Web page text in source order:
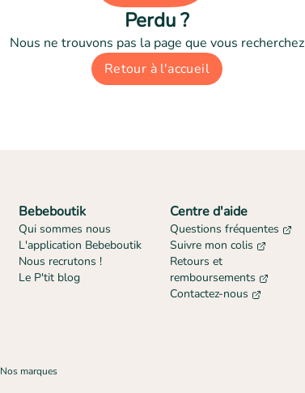
Perdu ?
Nous ne trouvons pas la page que vous recherchez
Retour à l'accueil
Bebeboutik
Qui sommes nous
L'application Bebeboutik
Nous recrutons !
Le P'tit blog
Centre d'aide
Questions fréquentes
Suivre mon colis
Retours et
remboursements
Contactez-nous
Nos marques